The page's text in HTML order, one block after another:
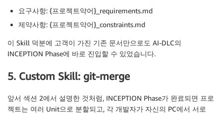
요구사항: {프로젝트약어}_requirements.md
제약사항: {프로젝트약어}_constraints.md
이 Skill 덕분에 고객이 가진 기존 문서만으로도 AI-DLC의
INCEPTION Phase에 바로 진입할 수 있었습니다.
5. Custom Skill: git-merge
앞서 섹션 2에서 설명한 것처럼, INCEPTION Phase가 완료되면 프로
젝트는 여러 Unit으로 분할되고, 각 개발자가 자신의 PC에서 서로